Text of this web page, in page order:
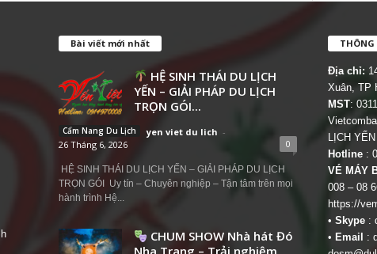
Bài viết mới nhất
HỆ SINH THÁI DU LỊCH
YẾN – GIẢI PHÁP DU LỊCH
TRỌN GÓI...
Cẩm Nang Du Lịch yen viet du lich -
26 Tháng 6, 2026
0
HỆ SINH THÁI DU LỊCH YẾN – GIẢI PHÁP DU LỊCH
TRỌN GÓI Uy tín – Chuyên nghiệp – Tận tâm trên mọi
hành trình Hệ...
CHUM SHOW Nhà hát Đó
THÔNG
Địa chỉ:
Xuân, TP
MST:
LỊCH
Hotline :
VÉ MÁY
008 – 08
https://
• Skype:
• Email :